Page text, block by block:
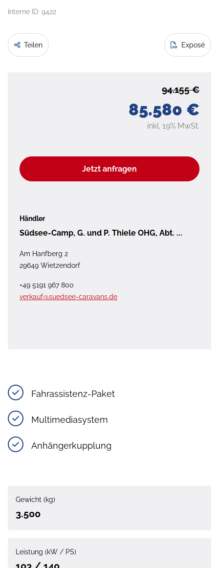
Interne ID: 9422
Teilen Exposé
85.580 €
94.155 €
inkl. 19% MwSt.
Jetzt anfragen
Händler
Südsee-Camp, G. und P. Thiele OHG, Abt. ...
Am Hanfberg 2
29649 Wietzendorf
+49 5191 967 800
verkauf@suedsee-caravans.de
Fahrassistenz-Paket
Multimediasystem
Anhängerkupplung
Gewicht (kg)
3.500
Leistung (kW / PS)